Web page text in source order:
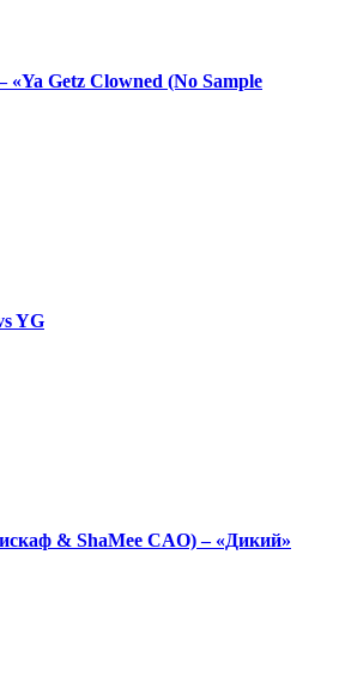
Getz Clowned (No Sample
YG
& ShaMee CAO) – «Дикий»